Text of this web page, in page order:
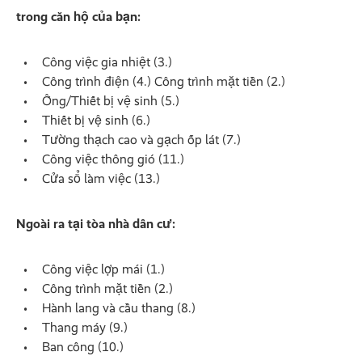
trong căn hộ của bạn:
Công việc gia nhiệt (3.)
Công trình điện (4.) Công trình mặt tiền (2.)
Ống/Thiết bị vệ sinh (5.)
Thiết bị vệ sinh (6.)
Tường thạch cao và gạch ốp lát (7.)
Công việc thông gió (11.)
Cửa sổ làm việc (13.)
Ngoài ra tại tòa nhà dân cư:
Công việc lợp mái (1.)
Công trình mặt tiền (2.)
Hành lang và cầu thang (8.)
Thang máy (9.)
Ban công (10.)